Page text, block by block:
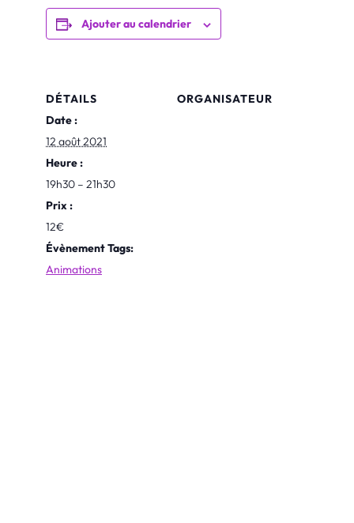
Ajouter au calendrier
DÉTAILS
Date :
12 août 2021
Heure :
19h30 – 21h30
Prix :
12€
Évènement Tags:
Animations
ORGANISATEUR